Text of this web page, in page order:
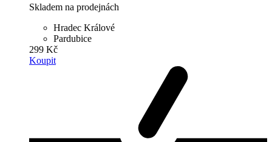
Skladem na prodejnách
Hradec Králové
Pardubice
299 Kč
Koupit